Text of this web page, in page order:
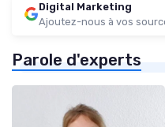
Digital Marketing
Ajoutez-nous à vos
Parole d'experts